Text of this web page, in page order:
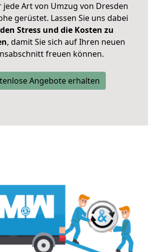
Art von Umzug von Dresden
gerüstet. Lassen Sie uns dabei
den Stress und die Kosten zu
, damit Sie sich auf Ihren neuen
freuen können.
Angebote erhalten